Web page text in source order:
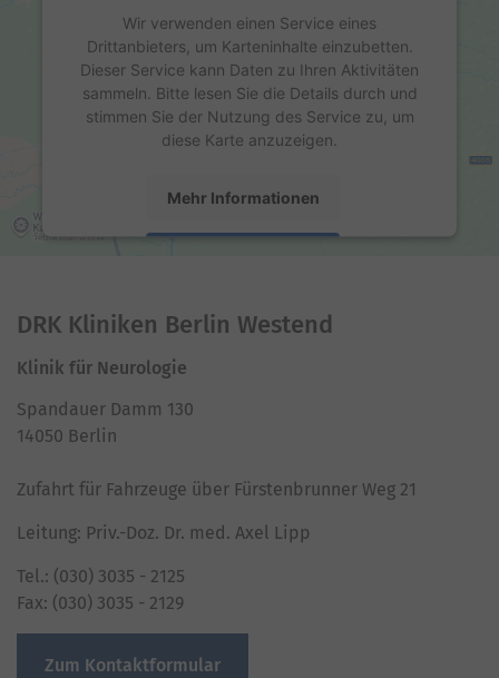
Wir verwenden einen Service eines
Drittanbieters, um Karteninhalte einzubetten.
Dieser Service kann Daten zu Ihren Aktivitäten
sammeln. Bitte lesen Sie die Details durch und
stimmen Sie der Nutzung des Service zu, um
diese Karte anzuzeigen.
Mehr Informationen
Platform
DRK Kliniken Berlin Westend
Klinik für Neurologie
Spandauer Damm 130
14050 Berlin
Zufahrt für Fahrzeuge über Fürstenbrunner Weg 21
Leitung: Priv.-Doz. Dr. med. Axel Lipp
Tel.: (030) 3035 - 2125
Fax: (030) 3035 - 2129
Zum Kontaktformular